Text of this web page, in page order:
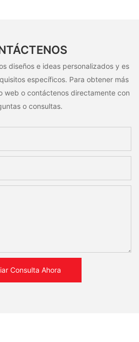
diseños e ideas personalizados y es
específicos. Para obtener más
web o contáctenos directamente con
o consultas.
Consulta Ahora